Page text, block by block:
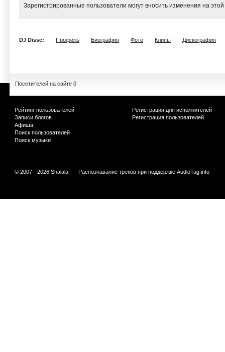
Зарегистрированные пользователи могут вносить изменения на
DJ Disse: Профиль Биография Фото Клипы Дискография
Посетителей на сайте 0
Рейтинг пользователей
Записи блогов
Афиша
Поиск пользователей
Поиск музыки
Регистрация для исполнителей
Регистрация пользователей
© 2007 - 2026 Shalala Распознавание треков при поддержке AudioTag.info